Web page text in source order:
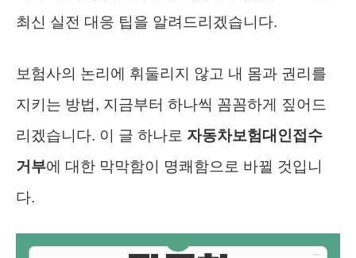
최신 실전 대응 팁을 알려드리겠습니다.
보험사의 논리에 휘둘리지 않고 내 몸과 권리를
지키는 방법, 지금부터 하나씩 꼼꼼하게 짚어드
리겠습니다. 이 글 하나로 자동차보험대인접수
거부에 대한 막막함이 명쾌함으로 바뀔 것입니
다.